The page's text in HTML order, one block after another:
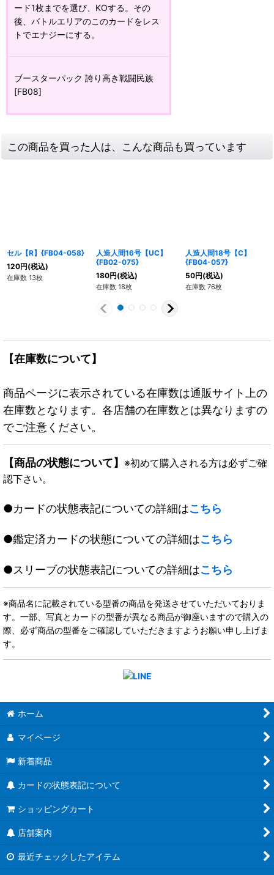
ード1枚までを選び、KOする。その
後、バトルエリアのこのカードをレス
トでエナジーにする。
ブースターパック 誇り高き戦闘民族
[FB08]
この商品を買った人は、こんな商品も買っています
セル【R】{FB04-058}
120円(税込)
在庫数 13枚
人造人間16号【UC】
{FB02-075}
180円(税込)
在庫数 18枚
人造人間18号【C】
{FB04-057}
50円(税込)
在庫数 76枚
【在庫数について】
商品ページに表示されている在庫数は通販サイト上の
在庫数となります。各店舗の在庫数とは異なりますの
でご注意ください。
【商品の状態について】 ※初めて購入される方は必ずご確
認下さい。
●カードの状態表記についての詳細はこちら
●鑑定済カードの状態についての詳細はこちら
●スリーブの状態表記についての詳細はこちら
※商品名に記載されている型番の商品を発送させていただいておりま
す。一部、写真とカードの型番が異なる商品が御座いますので購入の
際、必ず商品の型番をご確認していただきますようお願い申し上げま
す。
ホーム
マイページ
新着商品
カードの状態表記について
ショッピングカート
店舗案内
最近チェックしたアイテム